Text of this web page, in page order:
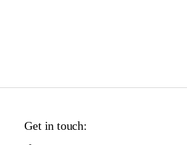
Get in touch: